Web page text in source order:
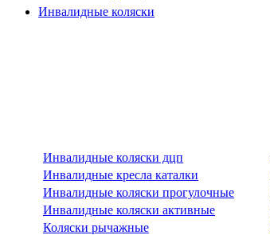
Инвалидные коляски
Инвалидные коляски дцп
Инвалидные кресла каталки
Инвалидные коляски прогулочные
Инвалидные коляски активные
Коляски рычажные